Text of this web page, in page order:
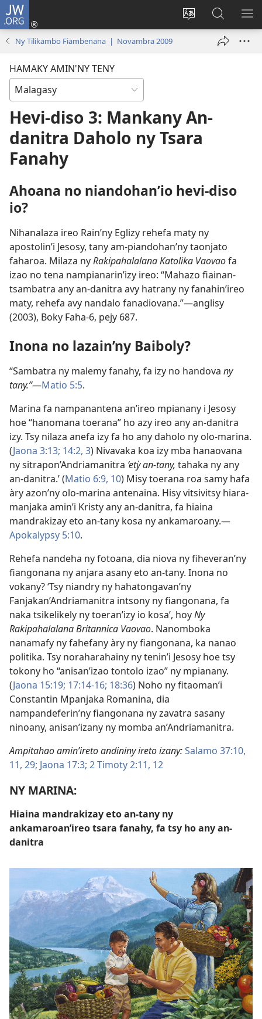
JW.ORG
Hiova
Hiditra
(manokatra
ato
Amin’ny
Ny Tilikambo Fiambenana | Novambra 2009
HAMAKY AMIN'NY TENY
Hevi-diso 3: Mankany An-
danitra Daholo ny Tsara
Fanahy
Ahoana no niandohan’io hevi-diso
io?
Nihanalaza ireo Rain’ny Eglizy rehefa maty ny
apostolin’i Jesosy, tany am-piandohan’ny taonjato
faharoa. Milaza nyRakipahalalana Katolika Vaovaofa
izao no tena nampianarin’izy ireo: “Mahazo fiainan-
tsambatra any an-danitra avy hatrany ny fanahin’ireo
maty, rehefa avy nandalo fanadiovana.”—anglisy
(2003), Boky Faha-6, pejy 687.
Inona no lazain’ny Baiboly?
“Sambatra ny malemy fanahy, fa izy no handova ny
tany.”—Matio 5:5.
Marina fa nampanantena an’ireo mpianany i Jesosy
hoe “hanomana toerana” ho azy ireo any an-danitra
izy. Tsy nilaza anefa izy fa ho any daholo ny olo-marina.
(Jaona 3:13; 14:2, 3) Nivavaka koa izy mba hanaovana
ny sitrapon’Andriamanitra ‘etỳ an-tany, tahaka ny any
an-danitra.’ (Matio 6:9, 10) Misy toerana roa samy hafa
àry azon’ny olo-marina antenaina. Hisy vitsivitsy hiara-
manjaka amin’i Kristy any an-danitra, fa hiaina
mandrakizay eto an-tany kosa ny ankamaroany.—
Apokalypsy 5:10.
Rehefa nandeha ny fotoana, dia niova ny fiheveran’ny
fiangonana ny anjara asany eto an-tany. Inona no
vokany? ‘Tsy niandry ny hahatongavan’ny
Fanjakan’Andriamanitra intsony ny fiangonana, fa
naka tsikelikely ny toeran’izy io kosa’, hoyNy
Rakipahalalana Britannica Vaovao. Nanomboka
nanamafy ny fahefany àry ny fiangonana, ka nanao
politika. Tsy noraharahainy ny tenin’i Jesosy hoe tsy
tokony ho “anisan’izao tontolo izao” ny mpianany.
(Jaona 15:19; 17:14-16; 18:36) Noho ny fitaoman’i
Constantin Mpanjaka Romanina, dia
nampandeferin’ny fiangonana ny zavatra sasany
ninoany, anisan’izany ny momba an’Andriamanitra.
Ampitahao amin’ireto andininy ireto izany:Salamo 37:10,
11, 29; Jaona 17:3; 2 Timoty 2:11, 12
NY MARINA:
Hiaina mandrakizay eto an-tany ny
ankamaroan’ireo tsara fanahy, fa tsy ho any an-
danitra